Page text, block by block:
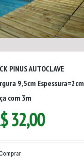
PINUS AUTOCLAVE
9,5cm Espessura=2cm
com 3m
32,00